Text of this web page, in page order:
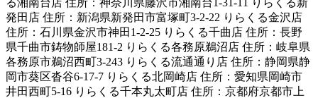
発田店 住所：新潟県新発田市富塚町3-2-22 りらくる金沢店
住所：石川県金沢市神田1-2-25 りらくる千曲店 住所：長野
県千曲市鋳物師屋181-2 りらくる各務原鵜沼店 住所：岐阜県
各務原市鵜沼西町3-243 りらくる流通通り店 住所：静岡県静
岡市葵区沓谷6-17-7 りらくる北岡崎店 住所：愛知県岡崎市
井田西町5-16 りらくる千本丸太町店 住所：京都府京都市上